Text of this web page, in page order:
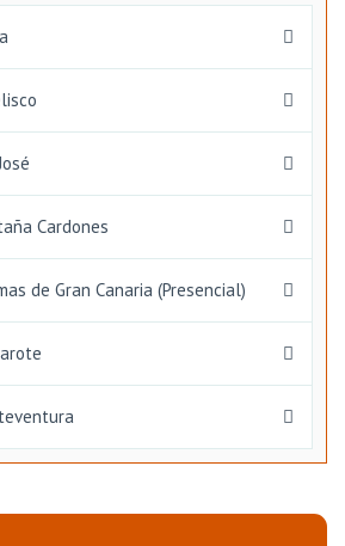
Cardones
de Gran Canaria (Presencial)